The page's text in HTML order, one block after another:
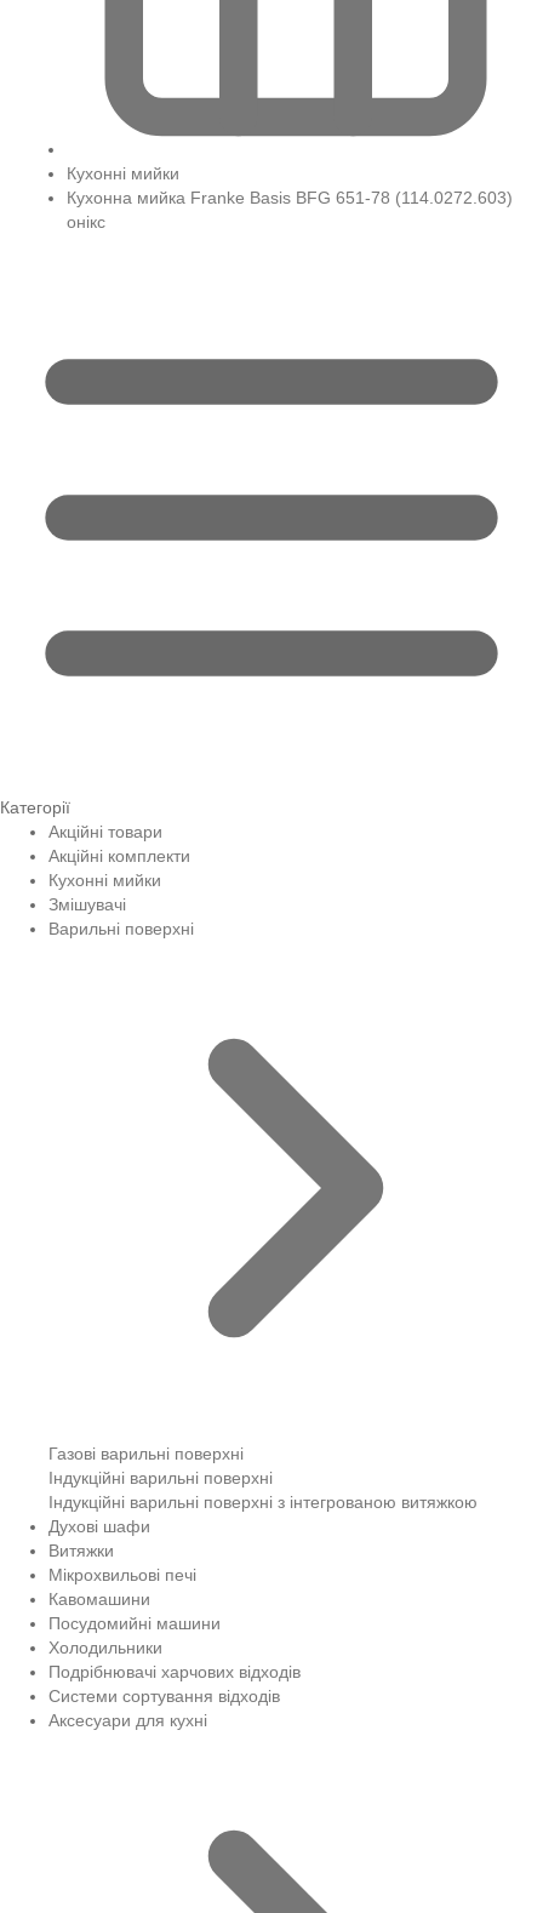
Кухонні мийки
Кухонна мийка Franke Basis BFG 651-78 (114.0272.603)
онікс
Категорії
Акційні товари
Акційні комплекти
Кухонні мийки
Змішувачі
Варильні поверхні
Газові варильні поверхні
Індукційні варильні поверхні
Індукційні варильні поверхні з інтегрованою витяжкою
Духові шафи
Витяжки
Мікрохвильові печі
Кавомашини
Посудомийні машини
Холодильники
Подрібнювачі харчових відходів
Системи сортування відходів
Аксесуари для кухні